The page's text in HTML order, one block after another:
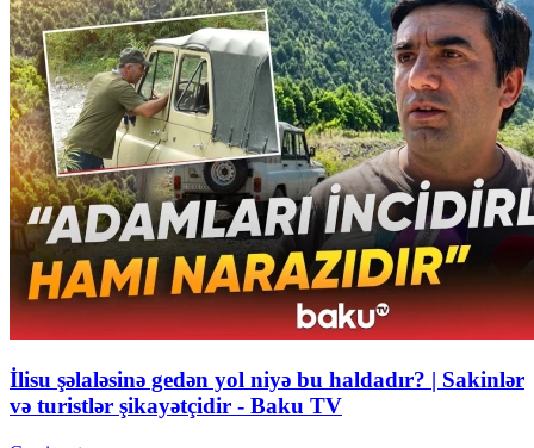
İlisu şəlaləsinə gedən yol niyə bu haldadır? | Sakinlər
və turistlər şikayətçidir - Baku TV